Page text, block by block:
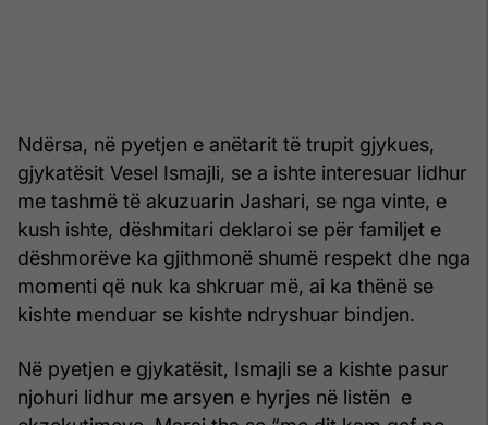
Ndërsa, në pyetjen e anëtarit të trupit gjykues,
gjykatësit Vesel Ismajli, se a ishte interesuar lidhur
me tashmë të akuzuarin Jashari, se nga vinte, e
kush ishte, dëshmitari deklaroi se për familjet e
dëshmorëve ka gjithmonë shumë respekt dhe nga
momenti që nuk ka shkruar më, ai ka thënë se
kishte menduar se kishte ndryshuar bindjen.
Në pyetjen e gjykatësit, Ismajli se a kishte pasur
njohuri lidhur me arsyen e hyrjes në listën e